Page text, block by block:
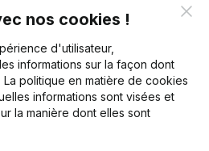
nos cookies !
d'utilisateur,
informations sur la façon dont
La politique en matière de cookies
informations sont visées et
la manière dont elles sont
Produit
Informations d’entreprise
Monitoring
Recherche internationale